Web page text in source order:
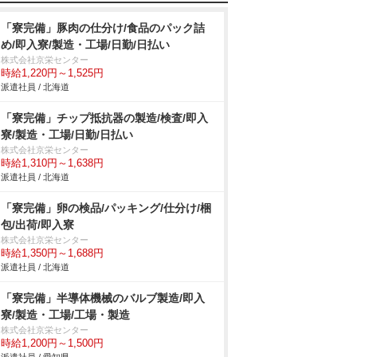
「寮完備」豚肉の仕分け/食品のパック詰
め/即入寮/製造・工場/日勤/日払い
株式会社京栄センター
時給1,220円～1,525円
派遣社員 / 北海道
「寮完備」チップ抵抗器の製造/検査/即入
寮/製造・工場/日勤/日払い
株式会社京栄センター
時給1,310円～1,638円
派遣社員 / 北海道
「寮完備」卵の検品/パッキング/仕分け/梱
包/出荷/即入寮
株式会社京栄センター
時給1,350円～1,688円
派遣社員 / 北海道
「寮完備」半導体機械のバルブ製造/即入
寮/製造・工場/工場・製造
株式会社京栄センター
時給1,200円～1,500円